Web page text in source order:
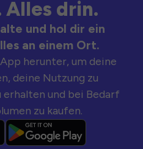
Alles drin.
und hol dir ein
an einem Ort.
herunter, um deine
deine Nutzung zu
und bei Bedarf
zu kaufen.